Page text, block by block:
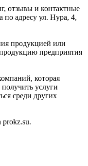
отзывы и контактные
по адресу ул. Нура, 4,
продукцией или
предприятия
которая
услуги
среди других